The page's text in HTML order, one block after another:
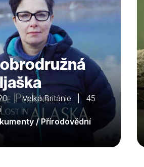
| Velká Británie | 45
/ Přírodovědní